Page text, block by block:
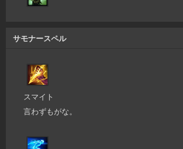
サモナースペル
スマイト
言わずもがな。